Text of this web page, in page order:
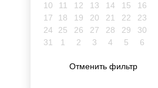
10
11 12 13 14 15
16
17
18 19 20 21 22
23
24
25 26 27 28 29
30
31
1 2 3 4 5 6
Отменить фильтр